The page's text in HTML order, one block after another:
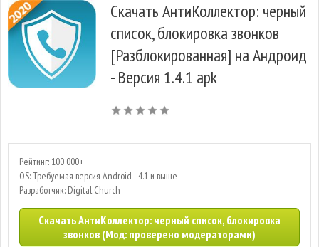
Скачать АнтиКоллектор: черный
список, блокировка звонков
[Разблокированная] на Андроид
- Версия 1.4.1 apk
Рейтинг: 100 000+
OS: Требуемая версия Android - 4.1 и выше
Разработчик: Digital Church
Скачать АнтиКоллектор: черный список, блокировка
звонков (Мод: проверено модераторами)